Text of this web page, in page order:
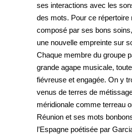
ses interactions avec les
des mots. Pour ce répertoire
composé par ses bons
une nouvelle empreinte sur
Chaque membre du groupe
grande agape musicale,
fiévreuse et engagée. On y
venus de terres de
méridionale comme terreau
Réunion et ses mots
l’Espagne poétisée par